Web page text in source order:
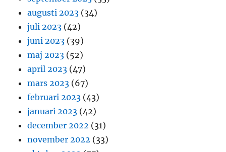
augusti 2023 (34)
juli 2023 (42)
juni 2023 (39)
maj 2023 (52)
april 2023 (47)
mars 2023 (67)
februari 2023 (43)
januari 2023 (42)
december 2022 (31)
november 2022 (33)